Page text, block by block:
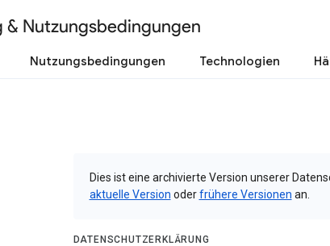
& Nutzungsbedingungen
Nutzungsbedingungen Technologien
Dies ist eine archivierte Version unserer
aktuelle Version oderfrühere Versionen an.
DATENSCHUTZERKLÄRUNG